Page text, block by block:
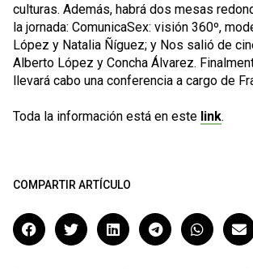
culturas. Además, habrá dos mesas
la jornada: ComunicaSex: visión 360º,
López y Natalia Ñíguez; y Nos salió de
Alberto López y Concha Álvarez.
llevará cabo una conferencia a cargo de
Toda la información está en este link.
COMPARTIR ARTÍCULO